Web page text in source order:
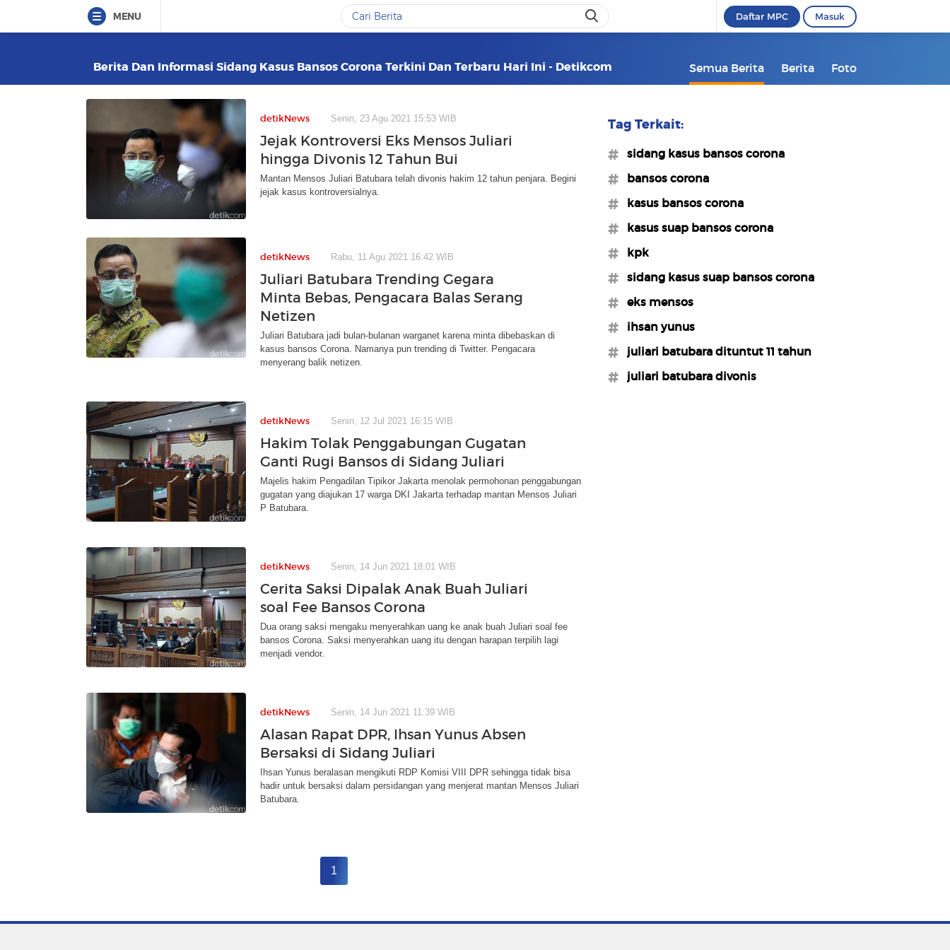
MENU Daftar MPC Masuk
Berita Dan Informasi Sidang Kasus Bansos Corona Terkini Dan Terbaru Hari Ini - Detikcom Semua Berita Berita Foto
detikNews Senin, 23 Agu 2021 15:53 WIB
Jejak Kontroversi Eks Mensos Juliari
hingga Divonis 12 Tahun Bui
Mantan Mensos Juliari Batubara telah divonis hakim 12 tahun penjara. Begini
jejak kasus kontroversialnya.
detikNews Rabu, 11 Agu 2021 16:42 WIB
Juliari Batubara Trending Gegara
Minta Bebas, Pengacara Balas Serang
Netizen
Juliari Batubara jadi bulan-bulanan warganet karena minta dibebaskan di
kasus bansos Corona. Namanya pun trending di Twitter. Pengacara
menyerang balik netizen.
detikNews Senin, 12 Jul 2021 16:15 WIB
Hakim Tolak Penggabungan Gugatan
Ganti Rugi Bansos di Sidang Juliari
Majelis hakim Pengadilan Tipikor Jakarta menolak permohonan penggabungan
gugatan yang diajukan 17 warga DKI Jakarta terhadap mantan Mensos Juliari
P Batubara.
detikNews Senin, 14 Jun 2021 18:01 WIB
Cerita Saksi Dipalak Anak Buah Juliari
soal Fee Bansos Corona
Dua orang saksi mengaku menyerahkan uang ke anak buah Juliari soal fee
bansos Corona. Saksi menyerahkan uang itu dengan harapan terpilih lagi
menjadi vendor.
detikNews Senin, 14 Jun 2021 11:39 WIB
Alasan Rapat DPR, Ihsan Yunus Absen
Bersaksi di Sidang Juliari
Ihsan Yunus beralasan mengikuti RDP Komisi VIII DPR sehingga tidak bisa
hadir untuk bersaksi dalam persidangan yang menjerat mantan Mensos Juliari
Batubara.
1
Tag Terkait:
#sidang kasus bansos corona
#bansos corona
#kasus bansos corona
#kasus suap bansos corona
#kpk
#sidang kasus suap bansos corona
#eks mensos
#ihsan yunus
#juliari batubara dituntut 11 tahun
#juliari batubara divonis